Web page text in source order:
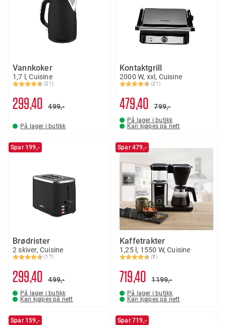
Vannkoker
1,7 l, Cuisine
Karakter:
(21)
4.6 av 5 mulige
29940 499,-
På lager i butikk
Kontaktgrill
2000 W, xxl, Cuisine
Karakter:
(21)
4.9 av 5 mulige
47940 799,-
På lager i butikk
Kan kjøpes på nett
Spar 199,-
Brødrister
2 skiver, Cuisine
Karakter:
(17)
4.6 av 5 mulige
29940 499,-
På lager i butikk
Kan kjøpes på nett
Spar 479,-
Kaffetrakter
1,25 l, 1550 W, Cuisine
Karakter:
(5)
4.8 av 5 mulige
71940 1199,-
På lager i butikk
Kan kjøpes på nett
Spar 159,- Spar 719,-